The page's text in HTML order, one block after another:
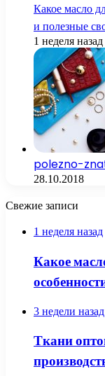
Какое масло
и полезные
1 неделя назад
polezno-
28.10.2018
Свежие записи
1 неделя назад
Какое
3 недели назад
Ткани